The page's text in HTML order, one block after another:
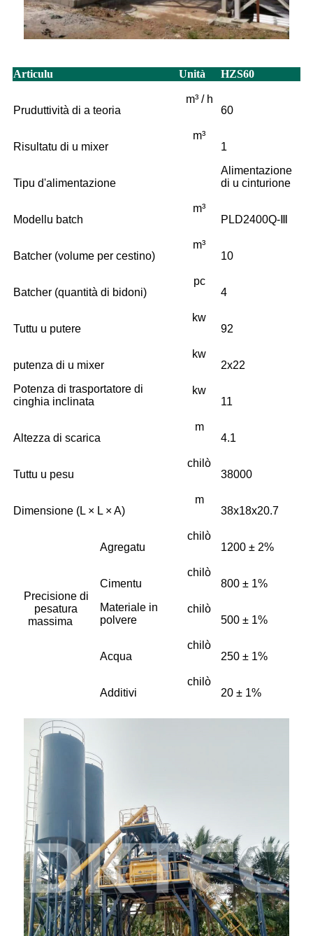
Articulu Unità HZS60
Pruduttività di a teoria
m³ / h
60
Risultatu di u mixer
m³
1
Tipu d'alimentazione
Alimentazione
di u cinturione
Modellu batch
m³
PLD2400Q-Ⅲ
Batcher (volume per cestino)
m³
10
Batcher (quantità di bidoni)
pc
4
Tuttu u putere
kw
92
putenza di u mixer
kw
2x22
Potenza di trasportatore di
cinghia inclinata
kw
11
Altezza di scarica
m
4.1
Tuttu u pesu
chilò
38000
Dimensione (L × L × A)
m
38x18x20.7
Precisione di
pesatura
massima
Agregatu
chilò
1200 ± 2%
Cimentu
chilò
800 ± 1%
Materiale in
polvere
chilò
500 ± 1%
Acqua
chilò
250 ± 1%
Additivi
chilò
20 ± 1%